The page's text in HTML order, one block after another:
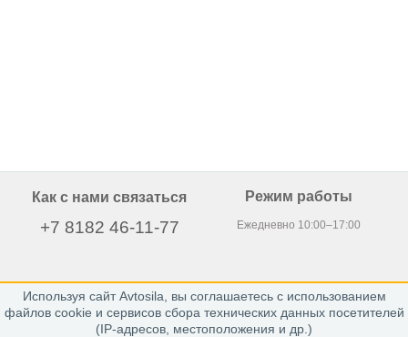
Используя сайт Avtosila, вы соглашаетесь с использованием
файлов cookie и сервисов сбора технических данных посетителей
(IP-адресов, местоположения и др.)
Как с нами связаться
+7 8182 46-11-77
163020, г. Архангельск,
пр. Никольский 15, офис 212
Режим работы
Ежедневно 10:00–17:00